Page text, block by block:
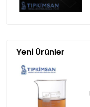
Yeni Ürünler